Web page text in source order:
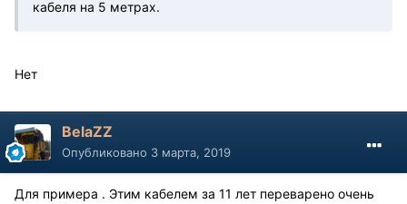
кабеля на 5 метрах.
Нет
BelaZZ
Опубликовано 3 марта, 2019
Для примера . Этим кабелем за 11 лет переварено очень